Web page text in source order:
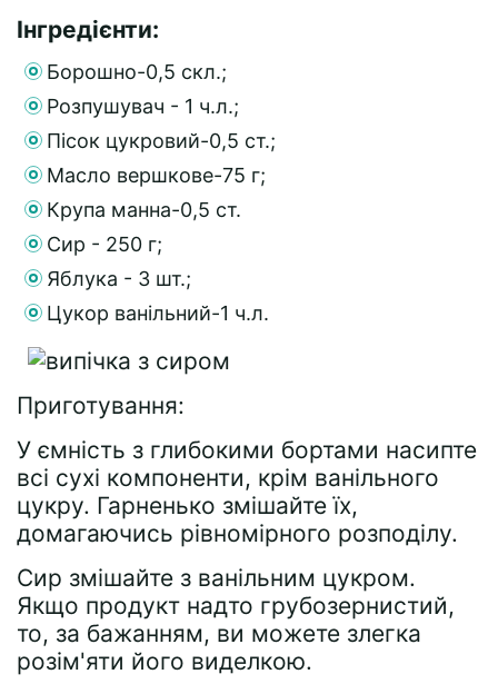
Інгредієнти:
Борошно-0,5 скл.;
Розпушувач - 1 ч.л.;
Пісок цукровий-0,5 ст.;
Масло вершкове-75 г;
Крупа манна-0,5 ст.
Сир - 250 г;
Яблука - 3 шт.;
Цукор ванільний-1 ч.л.
Приготування:
У ємність з глибокими бортами насипте
всі сухі компоненти, крім ванільного
цукру. Гарненько змішайте їх,
домагаючись рівномірного розподілу.
Сир змішайте з ванільним цукром.
Якщо продукт надто грубозернистий,
то, за бажанням, ви можете злегка
розім'яти його виделкою.